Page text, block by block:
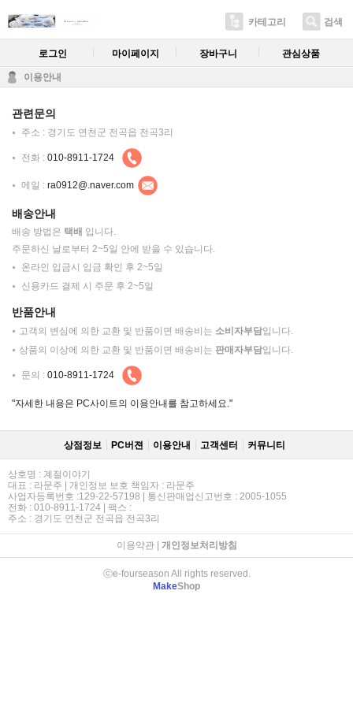
카테고리 검색
로그인 마이페이지 장바구니 관심상품
이용안내
관련문의
주소 : 경기도 연천군 전곡읍 전곡3리
전화 : 010-8911-1724
메일 : ra0912@.naver.com
배송안내
배송 방법은 택배 입니다.
주문하신 날로부터 2~5일 안에 받을 수 있습니다.
온라인 입금시 입금 확인 후 2~5일
신용카드 결제 시 주문 후 2~5일
반품안내
고객의 변심에 의한 교환 및 반품이면 배송비는 소비자부담입니다.
상품의 이상에 의한 교환 및 반품이면 배송비는 판매자부담입니다.
문의 : 010-8911-1724
"자세한 내용은 PC사이트의 이용안내를 참고하세요."
상점정보 PC버젼 이용안내 고객센터 커뮤니티
상호명 : 계절이야기
대표 : 라문주 | 개인정보 보호 책임자 : 라문주
사업자등록번호 :129-22-57198 | 통신판매업신고번호 : 2005-1055
전화 : 010-8911-1724 | 팩스 :
주소 : 경기도 연천군 전곡읍 전곡3리
이용약관| 개인정보처리방침
ⓒe-fourseason All rights reserved.
MakeShop